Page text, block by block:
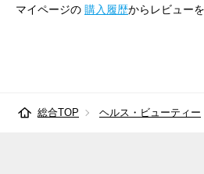
マイページの 購入履歴からレビュー
総合TOP ヘルス・ビューティー